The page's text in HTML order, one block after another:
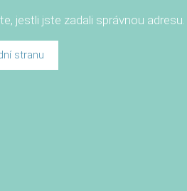
jestli jste zadali správnou adresu.
stranu